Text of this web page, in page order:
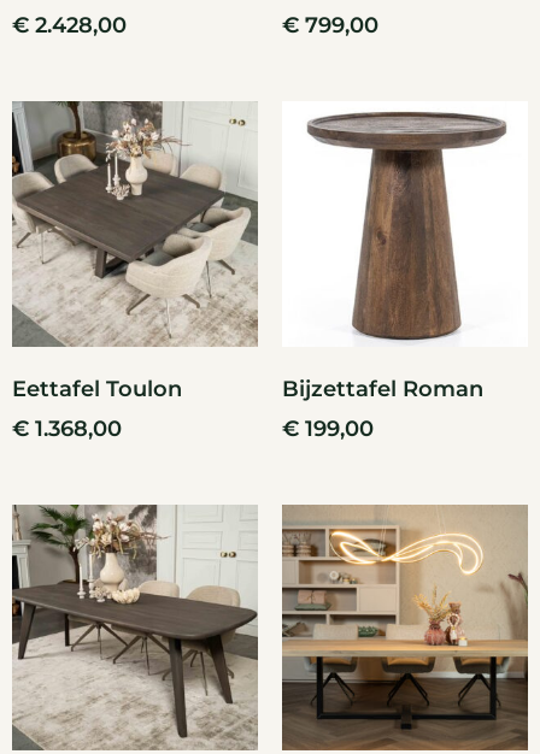
€ 2.428,00
€ 799,00
Eettafel Toulon
€ 1.368,00
Bijzettafel Roman
€ 199,00